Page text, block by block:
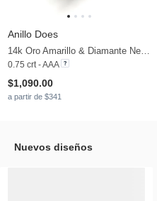
Anillo Does
0.75 crt - AAA
$1,090.00
a partir de $341
Nuevos diseños